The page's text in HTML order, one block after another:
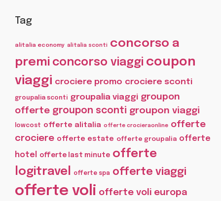
Tag
alitalia economy alitalia sconti concorso a
premi concorso viaggi coupon
viaggi crociere promo crociere sconti
groupalia sconti groupalia viaggi groupon
offerte groupon sconti groupon viaggi
lowcost offerte alitalia offerte crocieraonline offerte
crociere offerte estate offerte groupalia offerte
hotel
offerte last minute offerte
logitravel
offerte spa offerte viaggi
offerte voli offerte voli europa